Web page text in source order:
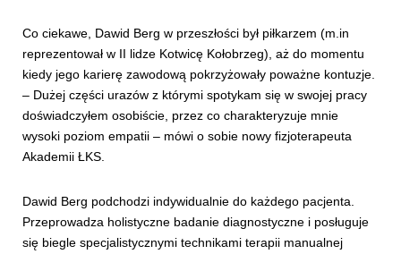
Co ciekawe, Dawid Berg w przeszłości był piłkarzem (m.in
reprezentował w II lidze Kotwicę Kołobrzeg), aż do momentu
kiedy jego karierę zawodową pokrzyżowały poważne kontuzje.
– Dużej części urazów z którymi spotykam się w swojej pracy
doświadczyłem osobiście, przez co charakteryzuje mnie
wysoki poziom empatii – mówi o sobie nowy fizjoterapeuta
Akademii ŁKS.
Dawid Berg podchodzi indywidualnie do każdego pacjenta.
Przeprowadza holistyczne badanie diagnostyczne i posługuje
się biegle specjalistycznymi technikami terapii manualnej